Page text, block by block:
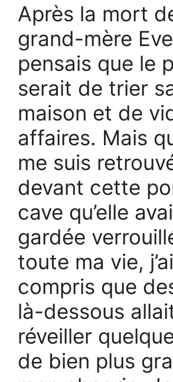
Après la mort
grand-mère
pensais que le
serait de trier
maison et de
affaires. Mais
me suis
devant cette
cave qu’elle
gardée
toute ma vie, j’ai
compris que
là-dessous
réveiller
de bien plus